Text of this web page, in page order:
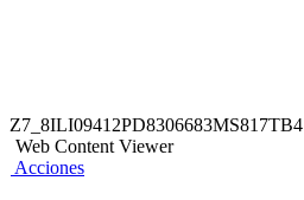
Z7_8ILI09412PD8306683MS817TB4
Web Content Viewer
Acciones